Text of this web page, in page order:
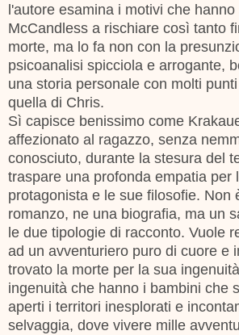
l'autore esamina i motivi che hanno
McCandless a rischiare così tanto
morte, ma lo fa non con la
psicoanalisi spicciola e arrogante,
una storia personale con molti
quella di Chris.
Sì capisce benissimo come
affezionato al ragazzo, senza
conosciuto, durante la stesura del
traspare una profonda empatia per
protagonista e le sue filosofie. Non
romanzo, ne una biografia, ma un
le due tipologie di racconto. Vuole
ad un avventuriero puro di cuore e
trovato la morte per la sua
ingenuità che hanno i bambini che
aperti i territori inesplorati e
selvaggia, dove vivere mille